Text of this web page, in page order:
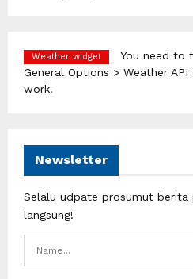
Weather widget
You need to
General Options > Weather
work.
Newsletter
Selalu udpate prosumut berita
langsung!